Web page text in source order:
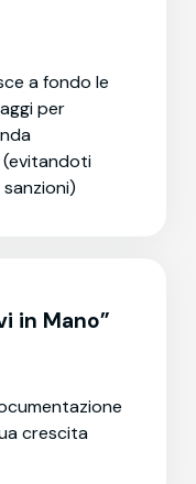
a fondo le
per
(evitandoti
in Mano”
crescita